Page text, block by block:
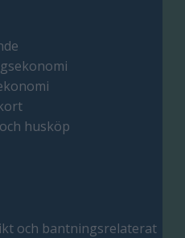
husköp
och bantningsrelaterat